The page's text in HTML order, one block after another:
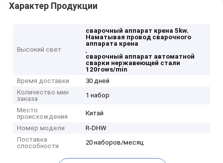
Характер Продукции
Высокий свет
сварочный аппарат крена 5kw,
Наматывая провод сварочного
аппарата крена
,
сварочный аппарат автоматной
сварки нержавеющей стали
120rows/min
Время доставки
30 дней
Количество мин
заказа
1 набор
Место
происхождения
Китай
Номер модели
R-DHW
Поставка
способности
20 наборов/месяц